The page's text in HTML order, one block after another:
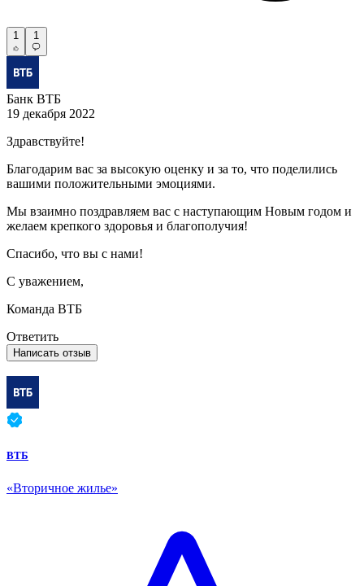
1 1
Банк ВТБ
19 декабря 2022
Здравствуйте!
Благодарим вас за высокую оценку и за то, что поделились
вашими положительными эмоциями.
Мы взаимно поздравляем вас с наступающим Новым годом и
желаем крепкого здоровья и благополучия!
Спасибо, что вы с нами!
С уважением,
Команда ВТБ
Ответить
Написать отзыв
ВТБ
«Вторичное жилье»